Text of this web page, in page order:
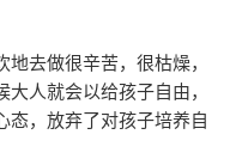
去做很辛苦，很枯燥，
人就会以给孩子自由，
态，放弃了对孩子培养自